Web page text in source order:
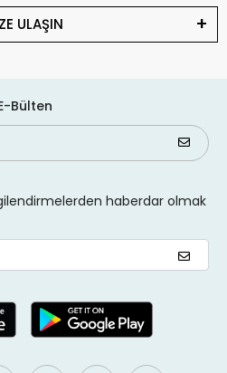
ULAŞIN
Bülten
haberdar olmak